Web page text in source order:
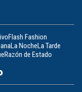
Flash Fashion
La NocheLa Tarde
Razón de Estado